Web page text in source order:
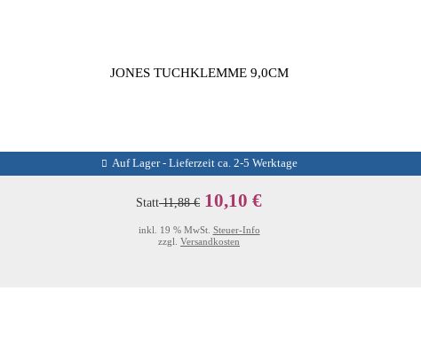
JONES TUCHKLEMME 9,0CM
Auf Lager - Lieferzeit ca. 2-5 Werktage
Statt11,88 € 10,10 €
inkl. 19 % MwSt. Steuer-Info
zzgl. Versandkosten